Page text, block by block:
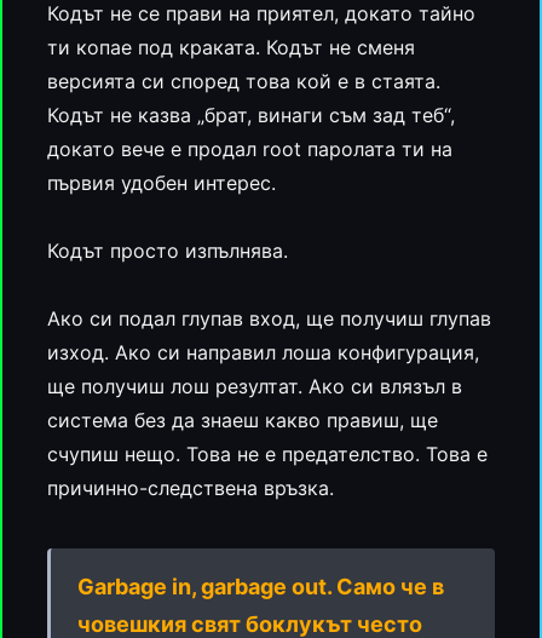
Кодът не се прави на приятел, докато тайно
ти копае под краката. Кодът не сменя
версията си според това кой е в стаята.
Кодът не казва „брат, винаги съм зад теб“,
докато вече е продал root паролата ти на
първия удобен интерес.
Кодът просто изпълнява.
Ако си подал глупав вход, ще получиш глупав
изход. Ако си направил лоша конфигурация,
ще получиш лош резултат. Ако си влязъл в
система без да знаеш какво правиш, ще
счупиш нещо. Това не е предателство. Това е
причинно-следствена връзка.
Garbage in, garbage out. Само че в
човешкия свят боклукът често